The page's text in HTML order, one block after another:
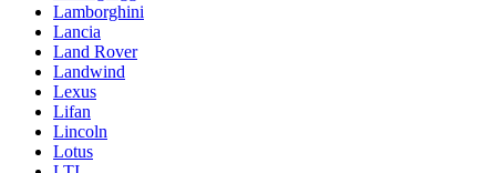
Lamborghini
Lancia
Land Rover
Landwind
Lexus
Lifan
Lincoln
Lotus